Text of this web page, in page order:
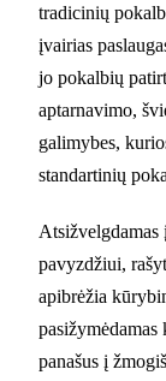
tradicinių
įvairias
jo pokalbių
aptarnavimo,
galimybes,
standartinių
Atsižvelgdamas
pavyzdžiui,
apibrėžia
panašus į